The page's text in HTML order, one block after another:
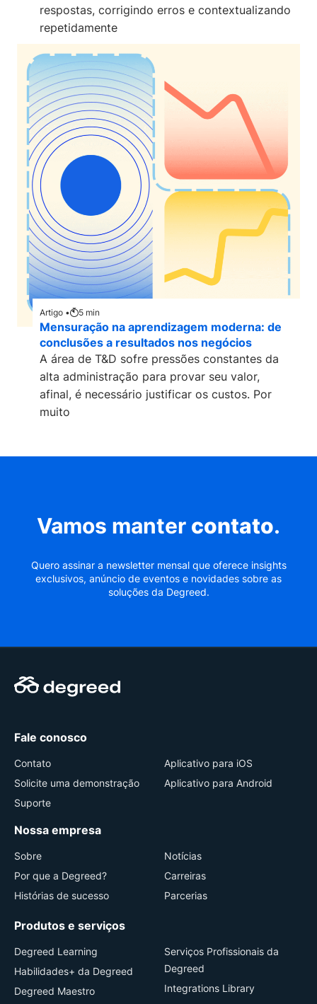
respostas, corrigindo erros e contextualizando
repetidamente
Artigo • 5 min
Mensuração na aprendizagem moderna: de
conclusões a resultados nos negócios
A área de T&D sofre pressões constantes da
alta administração para provar seu valor,
afinal, é necessário justificar os custos. Por
muito
Vamos manter contato.
Quero assinar a newsletter mensal que oferece insights
exclusivos, anúncio de eventos e novidades sobre as
soluções da Degreed.
Fale conosco
Contato
Solicite uma demonstração
Suporte
Aplicativo para iOS
Aplicativo para Android
Nossa empresa
Sobre
Por que a Degreed?
Histórias de sucesso
Notícias
Carreiras
Parcerias
Produtos e serviços
Degreed Learning
Habilidades+ da Degreed
Degreed Maestro
Serviços Profissionais da
Degreed
Integrations Library